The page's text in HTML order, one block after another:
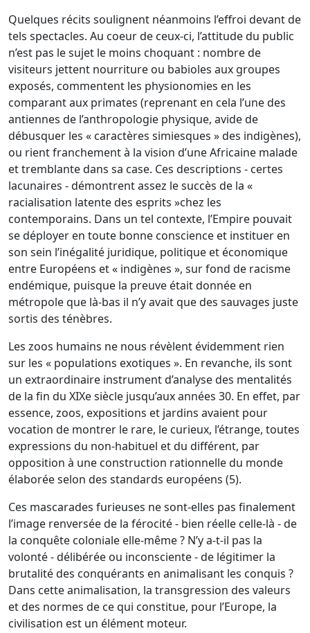
Quelques récits soulignent néanmoins l’effroi devant de
tels spectacles. Au coeur de ceux-ci, l’attitude du public
n’est pas le sujet le moins choquant : nombre de
visiteurs jettent nourriture ou babioles aux groupes
exposés, commentent les physionomies en les
comparant aux primates (reprenant en cela l’une des
antiennes de l’anthropologie physique, avide de
débusquer les « caractères simiesques » des indigènes),
ou rient franchement à la vision d’une Africaine malade
et tremblante dans sa case. Ces descriptions - certes
lacunaires - démontrent assez le succès de la «
racialisation latente des esprits »chez les
contemporains. Dans un tel contexte, l’Empire pouvait
se déployer en toute bonne conscience et instituer en
son sein l’inégalité juridique, politique et économique
entre Européens et « indigènes », sur fond de racisme
endémique, puisque la preuve était donnée en
métropole que là-bas il n’y avait que des sauvages juste
sortis des ténèbres.
Les zoos humains ne nous révèlent évidemment rien
sur les « populations exotiques ». En revanche, ils sont
un extraordinaire instrument d’analyse des mentalités
de la fin du XIXe siècle jusqu’aux années 30. En effet, par
essence, zoos, expositions et jardins avaient pour
vocation de montrer le rare, le curieux, l’étrange, toutes
expressions du non-habituel et du différent, par
opposition à une construction rationnelle du monde
élaborée selon des standards européens (5).
Ces mascarades furieuses ne sont-elles pas finalement
l’image renversée de la férocité - bien réelle celle-là - de
la conquête coloniale elle-même ? N’y a-t-il pas la
volonté - délibérée ou inconsciente - de légitimer la
brutalité des conquérants en animalisant les conquis ?
Dans cette animalisation, la transgression des valeurs
et des normes de ce qui constitue, pour l’Europe, la
civilisation est un élément moteur.